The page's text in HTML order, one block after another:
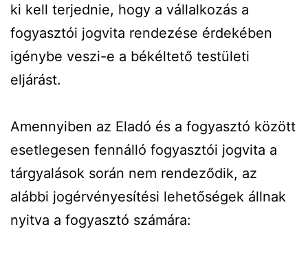
ki kell terjednie, hogy a vállalkozás a
fogyasztói jogvita rendezése érdekében
igénybe veszi-e a békéltető testületi
eljárást.
Amennyiben az Eladó és a fogyasztó között
esetlegesen fennálló fogyasztói jogvita a
tárgyalások során nem rendeződik, az
alábbi jogérvényesítési lehetőségek állnak
nyitva a fogyasztó számára: